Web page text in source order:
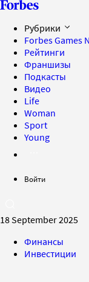
Рубрики
Forbes Games
Рейтинги
Франшизы
Подкасты
Видео
Life
Woman
Sport
Young
Войти
18 September 2025
Финансы
Инвестиции